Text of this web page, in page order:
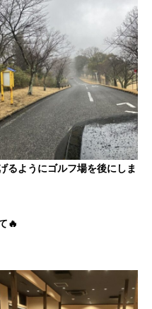
るようにゴルフ場を後にしま
🔥